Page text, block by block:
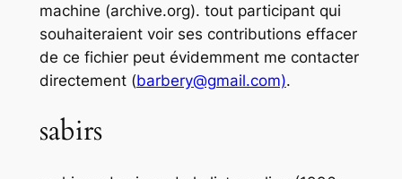
machine (archive.org). tout participant qui
souhaiteraient voir ses contributions effacer
de ce fichier peut évidemment me contacter
directement (barbery@gmail.com).
sabirs